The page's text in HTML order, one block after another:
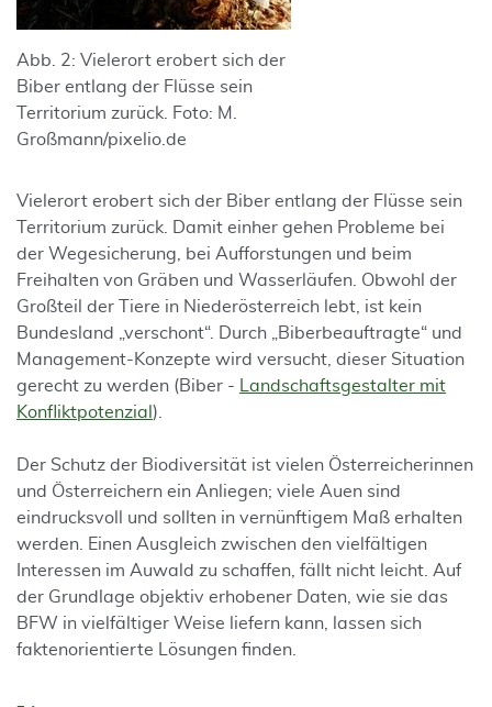
Abb. 2: Vielerort erobert sich der
Biber entlang der Flüsse sein
Territorium zurück. Foto: M.
Großmann/pixelio.de
Vielerort erobert sich der Biber entlang der Flüsse sein
Territorium zurück. Damit einher gehen Probleme bei
der Wegesicherung, bei Aufforstungen und beim
Freihalten von Gräben und Wasserläufen. Obwohl der
Großteil der Tiere in Niederösterreich lebt, ist kein
Bundesland „verschont“. Durch „Biberbeauftragte“ und
Management-Konzepte wird versucht, dieser Situation
gerecht zu werden (Biber -
Landschaftsgestalter mit
Konfliktpotenzial ).
Der Schutz der Biodiversität ist vielen Österreicherinnen
und Österreichern ein Anliegen; viele Auen sind
eindrucksvoll und sollten in vernünftigem Maß erhalten
werden. Einen Ausgleich zwischen den vielfältigen
Interessen im Auwald zu schaffen, fällt nicht leicht. Auf
der Grundlage objektiv erhobener Daten, wie sie das
BFW in vielfältiger Weise liefern kann, lassen sich
faktenorientierte Lösungen finden.